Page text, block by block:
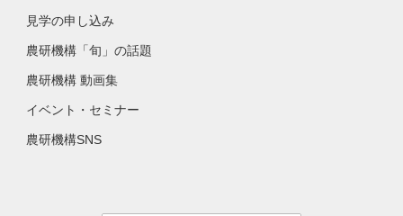
見学の申し込み
農研機構「旬」の話題
農研機構 動画集
イベント・セミナー
農研機構SNS